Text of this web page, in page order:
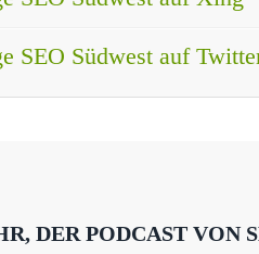
SEO Südwest auf
DER PODCAST VON